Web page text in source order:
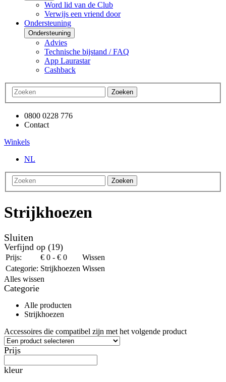
Word lid van de Club
Verwijs een vriend door
Ondersteuning
Ondersteuning
Advies
Technische bijstand / FAQ
App Laurastar
Cashback
Zoeken
0800 0228 776
Contact
Winkels
NL
Zoeken
Strijkhoezen
Sluiten
Verfijnd op (19)
Prijs: € 0 - € 0
Wissen
Categorie: Strijkhoezen Wissen
Alles wissen
Categorie
Alle producten
Strijkhoezen
Accessoires die compatibel zijn met het volgende product
Prijs
kleur